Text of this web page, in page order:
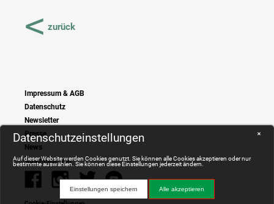
< zurück
Impressum & AGB
Datenschutz
Newsletter
Presse
News
Ausstellungen
✕
Datenschutzeinstellungen
Auf dieser Website werden Cookies genutzt. Sie können alle Cookies akzeptieren oder nur
bestimmte auswählen. Sie können diese Einstellungen jederzeit ändern.
Einstellungen speichern Alle akzeptieren